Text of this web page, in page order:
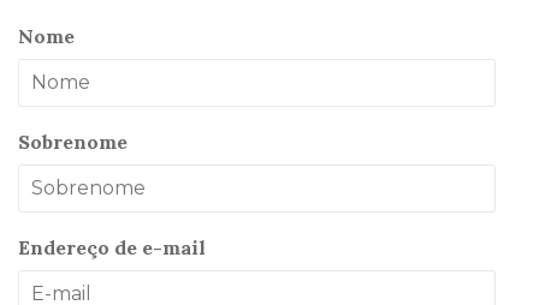
Nome
Sobrenome
Endereço de e-mail